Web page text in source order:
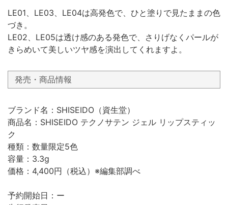
LE01、LE03、LE04は高発色で、ひと塗りで見たままの色
づき。
LE02、LE05は透け感のある発色で、さりげなくパールが
きらめいて美しいツヤ感を演出してくれますよ。
発売・商品情報
ブランド名：SHISEIDO（資生堂）
商品名：SHISEIDO テクノサテン ジェル リップスティッ
ク
種類：数量限定5色
容量：3.3g
価格：4,400円（税込）※編集部調べ
予約開始日：ー